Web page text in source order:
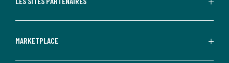
MARKETPLACE